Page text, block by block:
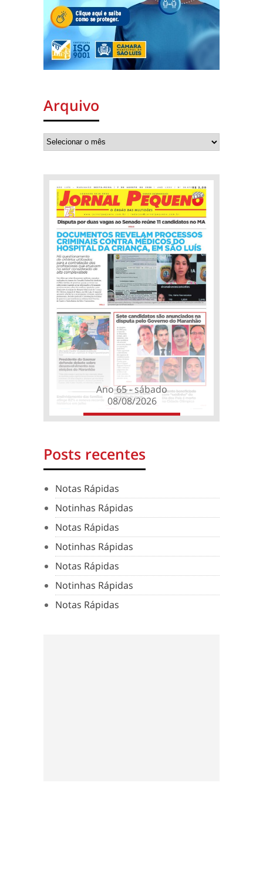
Arquivo
Ano 65 - sábado
08/08/2026
Posts recentes
Notas Rápidas
Notinhas Rápidas
Notas Rápidas
Notinhas Rápidas
Notas Rápidas
Notinhas Rápidas
Notas Rápidas